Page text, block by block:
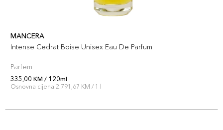
MANCERA
Intense Cedrat Boise Unisex Eau De Parfum
Parfem
335,00 KM / 120ml
Osnovna cijena 2.791,67 KM / 1 l